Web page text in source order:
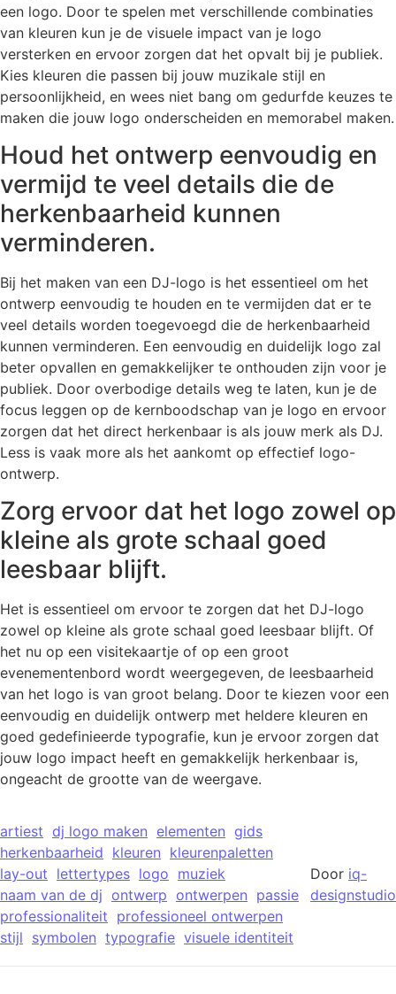
een logo. Door te spelen met verschillende combinaties
van kleuren kun je de visuele impact van je logo
versterken en ervoor zorgen dat het opvalt bij je publiek.
Kies kleuren die passen bij jouw muzikale stijl en
persoonlijkheid, en wees niet bang om gedurfde keuzes te
maken die jouw logo onderscheiden en memorabel maken.
Houd het ontwerp eenvoudig en
vermijd te veel details die de
herkenbaarheid kunnen
verminderen.
Bij het maken van een DJ-logo is het essentieel om het
ontwerp eenvoudig te houden en te vermijden dat er te
veel details worden toegevoegd die de herkenbaarheid
kunnen verminderen. Een eenvoudig en duidelijk logo zal
beter opvallen en gemakkelijker te onthouden zijn voor je
publiek. Door overbodige details weg te laten, kun je de
focus leggen op de kernboodschap van je logo en ervoor
zorgen dat het direct herkenbaar is als jouw merk als DJ.
Less is vaak more als het aankomt op effectief logo-
ontwerp.
Zorg ervoor dat het logo zowel op
kleine als grote schaal goed
leesbaar blijft.
Het is essentieel om ervoor te zorgen dat het DJ-logo
zowel op kleine als grote schaal goed leesbaar blijft. Of
het nu op een visitekaartje of op een groot
evenementenbord wordt weergegeven, de leesbaarheid
van het logo is van groot belang. Door te kiezen voor een
eenvoudig en duidelijk ontwerp met heldere kleuren en
goed gedefinieerde typografie, kun je ervoor zorgen dat
jouw logo impact heeft en gemakkelijk herkenbaar is,
ongeacht de grootte van de weergave.
artiest dj logo maken elementen gids
herkenbaarheid kleuren kleurenpaletten
lay-out lettertypes logo muziek
naam van de dj ontwerp ontwerpen passie
professionaliteit professioneel ontwerpen
stijl symbolen typografie visuele identiteit
Door iq-
designstudio